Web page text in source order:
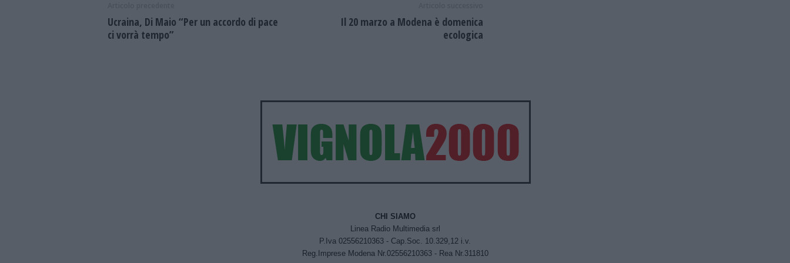
Ucraina, Di Maio “Per un accordo di pace
ci vorrà tempo”
Il 20 marzo a Modena è domenica
ecologica
CHI SIAMO
Linea Radio Multimedia srl
P.Iva 02556210363 - Cap.Soc. 10.329,12 i.v.
Reg.Imprese Modena Nr.02556210363 - Rea Nr.311810